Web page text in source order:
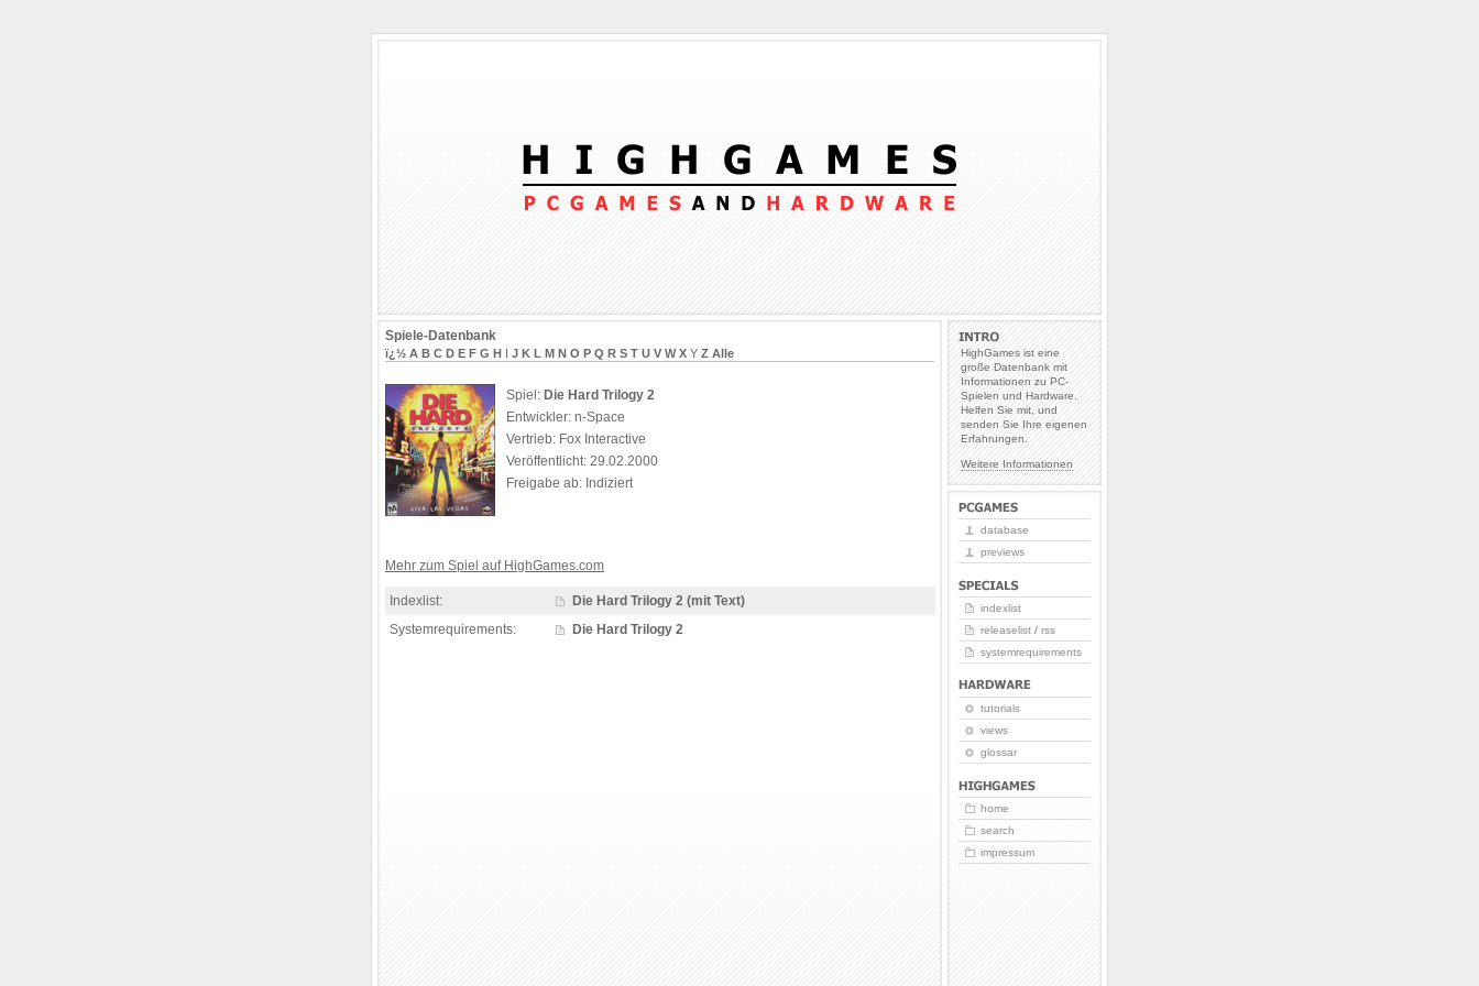
HighGames ist eine
große Datenbank mit
Informationen zu PC-
Spielen und Hardware.
Helfen Sie mit, und
senden Sie Ihre eigenen
Erfahrungen.
Weitere Informationen
Spiele-Datenbank
ï¿½ A B C D E F G H I J K L M N O P Q R S T U V W X Y Z Alle
Spiel: Die Hard Trilogy 2
Entwickler: n-Space
Vertrieb: Fox Interactive
Veröffentlicht: 29.02.2000
Freigabe ab: Indiziert
Mehr zum Spiel auf HighGames.com
Indexlist:
Die Hard Trilogy 2 (mit Text)
Systemrequirements:
Die Hard Trilogy 2
database
previews
indexlist
releaselist / rss
systemrequirements
tutorials
views
glossar
home
search
impressum